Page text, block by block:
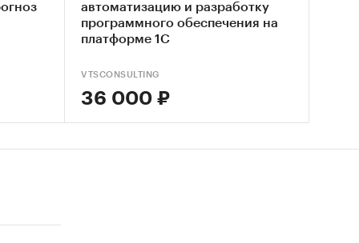
автоматизацию и разработку
программного обеспечения на
платформе 1С
VTSCONSULTING
36 000 ₽